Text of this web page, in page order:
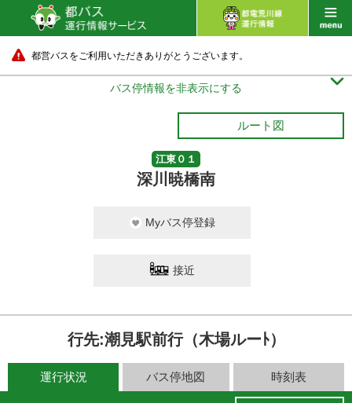
都営バスをご利用いただきありがとうございます。
バス停情報を非表示にする 
ルート図
江東０１
深川暁橋南
Myバス停登録
接近
行先:潮見駅前行（木場ルーﾄ）
運行状況 バス停地図 時刻表